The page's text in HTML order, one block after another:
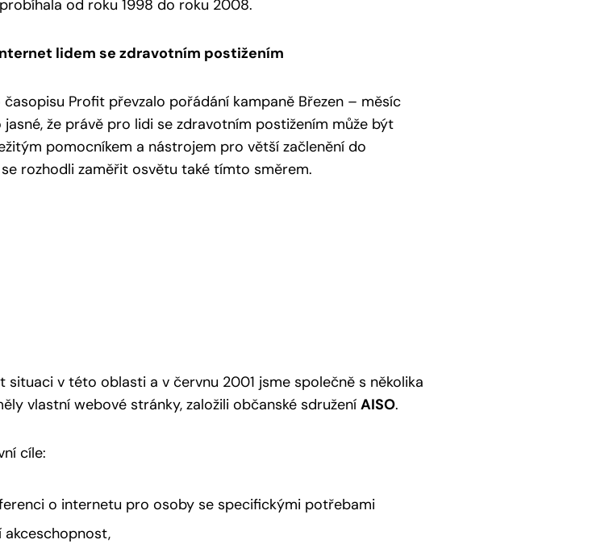
od roku 1998 do roku 2008.
lidem se zdravotním postižením
časopisu Profit převzalo pořádání kampaně Březen – měsíc
že právě pro lidi se zdravotním postižením může být
pomocníkem a nástrojem pro větší začlenění do
rozhodli zaměřit osvětu také tímto směrem.
situaci v této oblasti a v červnu 2001 jsme společně s několika
vlastní webové stránky, založili občanské sdružení AISO.
cíle:
o internetu pro osoby se specifickými potřebami